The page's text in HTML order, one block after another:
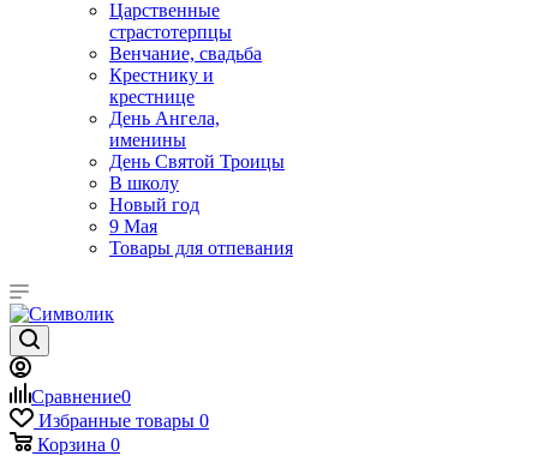
Царственные
страстотерпцы
Венчание, свадьба
Крестнику и
крестнице
День Ангела,
именины
День Святой Троицы
В школу
Новый год
9 Мая
Товары для отпевания
Сравнение0
Избранные товары 0
Корзина 0